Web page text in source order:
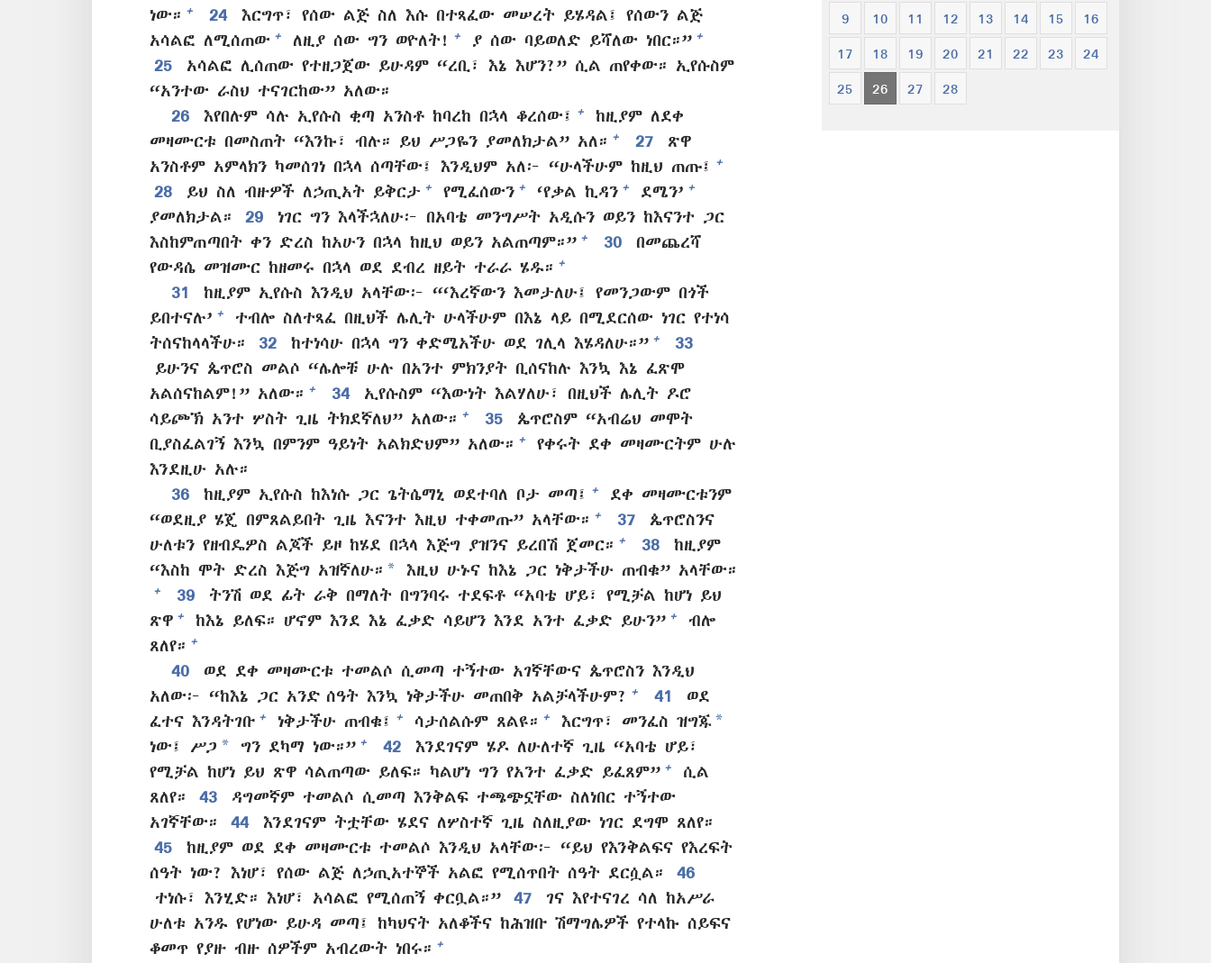
ነው። + 24
እርግጥ፣ የሰው ልጅ ስለ እሱ በተጻፈው መሠረት ይሄዳል፤ የሰውን ልጅ
አሳልፎ ለሚሰጠው + ለዚያ ሰው ግን ወዮለት! + ያ ሰው ባይወለድ ይሻለው ነበር።” +
25
አሳልፎ ሊሰጠው የተዘጋጀው ይሁዳም “ረቢ፣ እኔ እሆን?” ሲል ጠየቀው። ኢየሱስም
“አንተው ራስህ ተናገርከው” አለው።
26
እየበሉም ሳሉ ኢየሱስ ቂጣ አንስቶ ከባረከ በኋላ ቆረሰው፤ +
ከዚያም ለደቀ
መዛሙርቱ በመስጠት “እንኩ፣ ብሉ። ይህ ሥጋዬን ያመለክታል” አለ። + 27
ጽዋ
አንስቶም አምላክን ካመሰገነ በኋላ ሰጣቸው፤ እንዲህም አለ፦ “ሁላችሁም ከዚህ ጠጡ፤
+
28 ይህ ስለ ብዙዎች ለኃጢአት ይቅርታ + የሚፈሰውን + ‘የቃል ኪዳን + ደሜን’ +
ያመለክታል። 29
ነገር ግን እላችኋለሁ፦ በአባቴ መንግሥት አዲሱን ወይን ከእናንተ ጋር
እስከምጠጣበት ቀን ድረስ ከአሁን በኋላ ከዚህ ወይን አልጠጣም።” + 30
በመጨረሻ
የውዳሴ መዝሙር ከዘመሩ በኋላ ወደ ደብረ ዘይት ተራራ ሄዱ። +
31
ከዚያም ኢየሱስ እንዲህ አላቸው፦ “‘እረኛውን እመታለሁ፤ የመንጋውም በጎች
ይበተናሉ’ +
ተብሎ ስለተጻፈ በዚህች ሌሊት ሁላችሁም በእኔ ላይ በሚደርሰው ነገር የተነሳ
ትሰናከላላችሁ።
32 ከተነሳሁ በኋላ ግን ቀድሜአችሁ ወደ ገሊላ እሄዳለሁ።” +
33
ይሁንና ጴጥሮስ መልሶ “ሌሎቹ ሁሉ በአንተ ምክንያት ቢሰናከሉ እንኳ እኔ ፈጽሞ
አልሰናከልም!” አለው። + 34
ኢየሱስም “እውነት እልሃለሁ፣ በዚህች ሌሊት ዶሮ
ሳይጮኽ አንተ ሦስት ጊዜ ትክደኛለህ” አለው። + 35
ጴጥሮስም “አብሬህ መሞት
ቢያስፈልገኝ እንኳ በምንም ዓይነት አልክድህም” አለው። +
የቀሩት ደቀ መዛሙርትም ሁሉ
እንደዚሁ አሉ።
36
ከዚያም ኢየሱስ ከእነሱ ጋር ጌትሴማኒ ወደተባለ ቦታ መጣ፤ +
ደቀ መዛሙርቱንም
“ወደዚያ ሄጄ በምጸልይበት ጊዜ እናንተ እዚህ ተቀመጡ” አላቸው። + 37
ጴጥሮስንና
ሁለቱን የዘብዴዎስ ልጆች ይዞ ከሄደ በኋላ እጅግ ያዝንና ይረበሽ ጀመር። + 38
ከዚያም
“እስከ ሞት ድረስ እጅግ አዝኛለሁ። * እዚህ ሁኑና ከእኔ ጋር ነቅታችሁ ጠብቁ” አላቸው።
+ 39
ትንሽ ወደ ፊት ራቅ በማለት በግንባሩ ተደፍቶ “አባቴ ሆይ፣ የሚቻል ከሆነ ይህ
ጽዋ + ከእኔ ይለፍ። ሆኖም እንደ እኔ ፈቃድ ሳይሆን እንደ አንተ ፈቃድ ይሁን” +
ብሎ
ጸለየ። +
40
ወደ ደቀ መዛሙርቱ ተመልሶ ሲመጣ ተኝተው አገኛቸውና ጴጥሮስን እንዲህ
አለው፦ “ከእኔ ጋር አንድ ሰዓት እንኳ ነቅታችሁ መጠበቅ አልቻላችሁም?
+ 41
ወደ
ፈተና እንዳትገቡ + ነቅታችሁ ጠብቁ፤ + ሳታሰልሱም ጸልዩ። + እርግጥ፣ መንፈስ ዝግጁ *
ነው፤ ሥጋ * ግን ደካማ ነው።” + 42
እንደገናም ሄዶ ለሁለተኛ ጊዜ “አባቴ ሆይ፣
የሚቻል ከሆነ ይህ ጽዋ ሳልጠጣው ይለፍ። ካልሆነ ግን የአንተ ፈቃድ ይፈጸም” +
ሲል
ጸለየ።
43
ዳግመኛም ተመልሶ ሲመጣ እንቅልፍ ተጫጭኗቸው ስለነበር ተኝተው
አገኛቸው።
44
እንደገናም ትቷቸው ሄደና ለሦስተኛ ጊዜ ስለዚያው ነገር ደግሞ ጸለየ።
45
ከዚያም ወደ ደቀ መዛሙርቱ ተመልሶ እንዲህ አላቸው፦ “ይህ የእንቅልፍና የእረፍት
ሰዓት ነው? እነሆ፣ የሰው ልጅ ለኃጢአተኞች አልፎ የሚሰጥበት ሰዓት ደርሷል።
46
ተነሱ፣ እንሂድ። እነሆ፣ አሳልፎ የሚሰጠኝ ቀርቧል።”
47
ገና እየተናገረ ሳለ ከአሥራ
ሁለቱ አንዱ የሆነው ይሁዳ መጣ፤ ከካህናት አለቆችና ከሕዝቡ ሽማግሌዎች የተላኩ ሰይፍና
ቆመጥ የያዙ ብዙ ሰዎችም አብረውት ነበሩ። +
9 10 11 12 13 14 15 16
17 18 19 20 21 22 23 24
25 26 27 28